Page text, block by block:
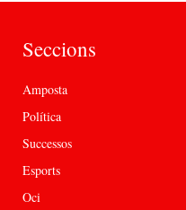
Seccions
Amposta
Política
Successos
Esports
Oci